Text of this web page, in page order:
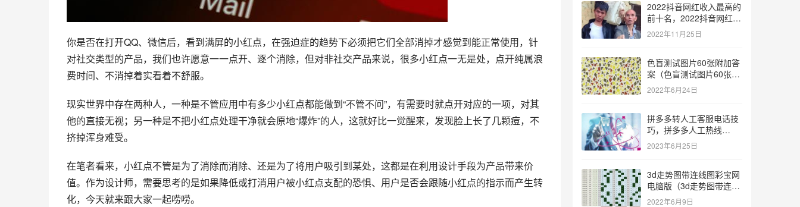
你是否在打开QQ、微信后，看到满屏的小红点，在强迫症的趋势下必须把它们全部消掉才感觉到能正常使用，针
对社交类型的产品，我们也许愿意一一点开、逐个消除，但对非社交产品来说，很多小红点一无是处，点开纯属浪
费时间、不消掉着实看着不舒服。
现实世界中存在两种人，一种是不管应用中有多少小红点都能做到“不管不问”，有需要时就点开对应的一项，对其
他的直接无视；另一种是不把小红点处理干净就会原地“爆炸”的人，这就好比一觉醒来，发现脸上长了几颗痘，不
挤掉浑身难受。
在笔者看来，小红点不管是为了消除而消除、还是为了将用户吸引到某处，这都是在利用设计手段为产品带来价
值。作为设计师，需要思考的是如果降低或打消用户被小红点支配的恐惧、用户是否会跟随小红点的指示而产生转
化，今天就来跟大家一起唠唠。
2022抖音网红收入最高的
前十名，2022抖音网红收
入最高的前十名有哪些？
2022年11月25日
色盲测试图片60张附加答
案（色盲测试图片60张复
杂）
2022年6月24日
拼多多转人工客服电话技
巧，拼多多人工热线
9541344？
2023年6月25日
3d走势图带连线图彩宝网
电脑版（3d走势图带连线
图彩宝网手机版）
2022年6月9日